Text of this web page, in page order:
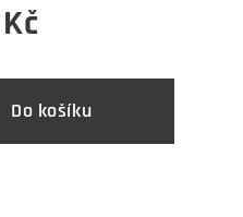
Kč
Do košíku